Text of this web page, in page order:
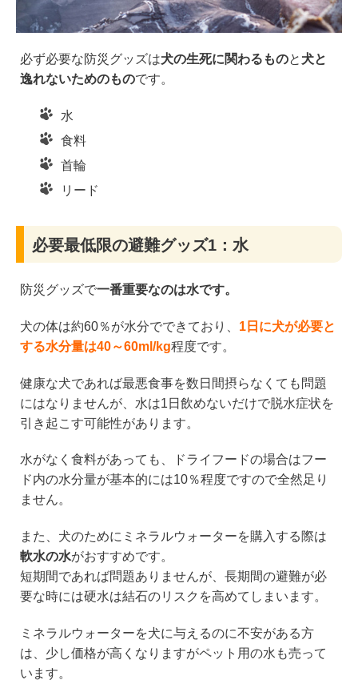
必ず必要な防災グッズは犬の生死に関わるものと 犬と
逸れないためのものです。
水
食料
首輪
リード
必要最低限の避難グッズ1：水
防災グッズで一番重要なのは水です。
犬の体は約60％が水分でできており、 1日に犬が必要と
する水分量は40～60ml/kg程度です。
健康な犬であれば最悪食事を数日間摂らなくても問題
にはなりませんが、水は1日飲めないだけで脱水症状を
引き起こす可能性があります。
水がなく食料があっても、ドライフードの場合はフー
ド内の水分量が基本的には10％程度ですので全然足り
ません。
また、犬のためにミネラルウォーターを購入する際は
軟水の水がおすすめです。
短期間であれば問題ありませんが、長期間の避難が必
要な時には硬水は結石のリスクを高めてしまいます。
ミネラルウォーターを犬に与えるのに不安がある方
は、少し価格が高くなりますがペット用の水も売って
います。